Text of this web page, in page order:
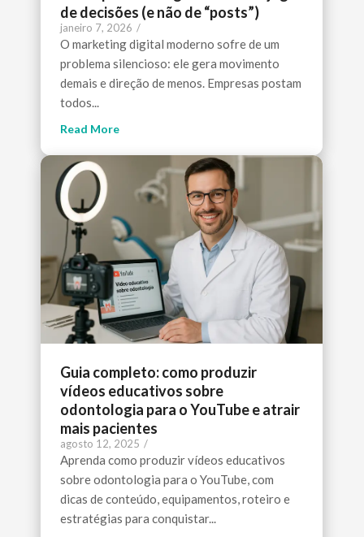
de decisões (e não de “posts”)
janeiro 7, 2026 /
O marketing digital moderno sofre de um
problema silencioso: ele gera movimento
demais e direção de menos. Empresas postam
todos...
Read More
Guia completo: como produzir
vídeos educativos sobre
odontologia para o YouTube e atrair
mais pacientes
agosto 12, 2025 /
Aprenda como produzir vídeos educativos
sobre odontologia para o YouTube, com
dicas de conteúdo, equipamentos, roteiro e
estratégias para conquistar...